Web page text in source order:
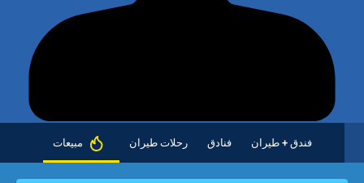
فندق + طيران فنادق رحلات طيران مبيعات